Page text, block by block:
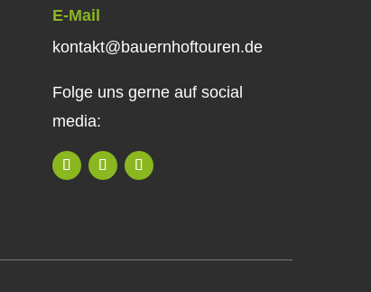
E-Mail
kontakt@bauernhoftouren.de
Folge uns gerne auf social
media: